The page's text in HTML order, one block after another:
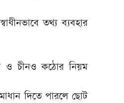
তথ্য ব্যবহার
ও চীনও কঠোর নিয়ম
দিতে পারলে ছোট